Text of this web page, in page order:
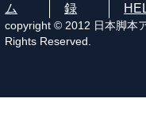
ム
録
copyright © 2012 日本脚本
Rights Reserved.